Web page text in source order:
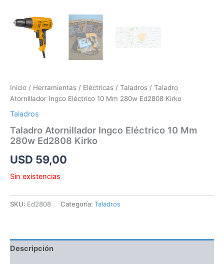
Inicio / Herramientas / Eléctricas / Taladros / Taladro
Atornillador Ingco Eléctrico 10 Mm 280w Ed2808 Kirko
Taladros
Taladro Atornillador Ingco Eléctrico 10 Mm
280w Ed2808 Kirko
USD 59,00
Sin existencias
SKU: Ed2808 Categoría: Taladros
Descripción